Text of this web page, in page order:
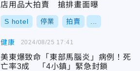
店用品大拍賣 搶排畫面曝
S hotel 停業 拍賣
健康
美東爆致命「東部馬腦炎」病例！死
亡率3成 「4小鎮」緊急封鎖
2024/08/25 17:41